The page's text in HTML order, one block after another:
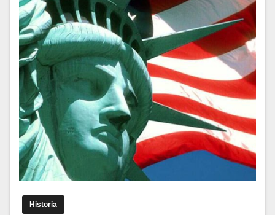
Historia